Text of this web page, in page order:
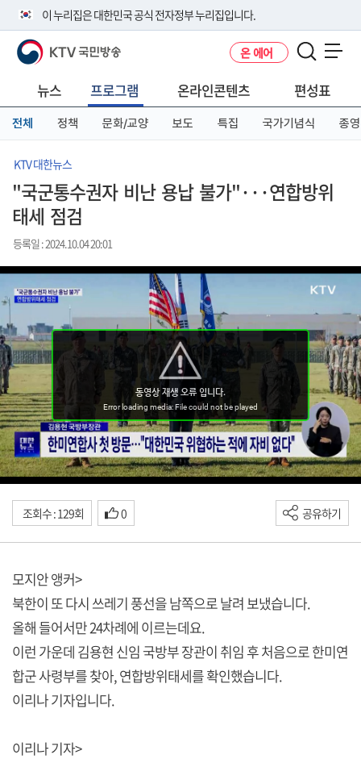
이 누리집은 대한민국 공식 전자정부 누리집입니다.
공식 누리집 주소 확인하기
니다.
이밖에 or.kr 또는 .kr등 다른 도메인 주소를 사용하고 있다면 아래 URL에
서 도메인 주소를 확인해 보세요
KTV 국민방송 온 에어
뉴스 프로그램 온라인콘텐츠 편성표
전체 정책 문화/교양 보도 특집 국가기념식 종영
KTV 대한뉴스
"국군통수권자 비난 용납 불가"···연합방위
태세 점검
등록일 : 2024.10.04 20:01
조회수 : 129회 0 공유하기
모지안 앵커>
북한이 또 다시 쓰레기 풍선을 남쪽으로 날려 보냈습니다.
올해 들어서만 24차례에 이르는데요.
이런 가운데 김용현 신임 국방부 장관이 취임 후 처음으로 한미연
합군 사령부를 찾아, 연합방위태세를 확인했습니다.
이리나 기자입니다.
이리나 기자>